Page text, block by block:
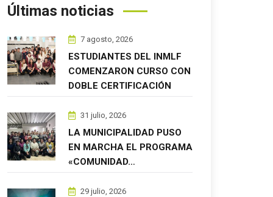
Últimas noticias
7 agosto, 2026
ESTUDIANTES DEL INMLF
COMENZARON CURSO CON
DOBLE CERTIFICACIÓN
31 julio, 2026
LA MUNICIPALIDAD PUSO
EN MARCHA EL PROGRAMA
«COMUNIDAD…
29 julio, 2026